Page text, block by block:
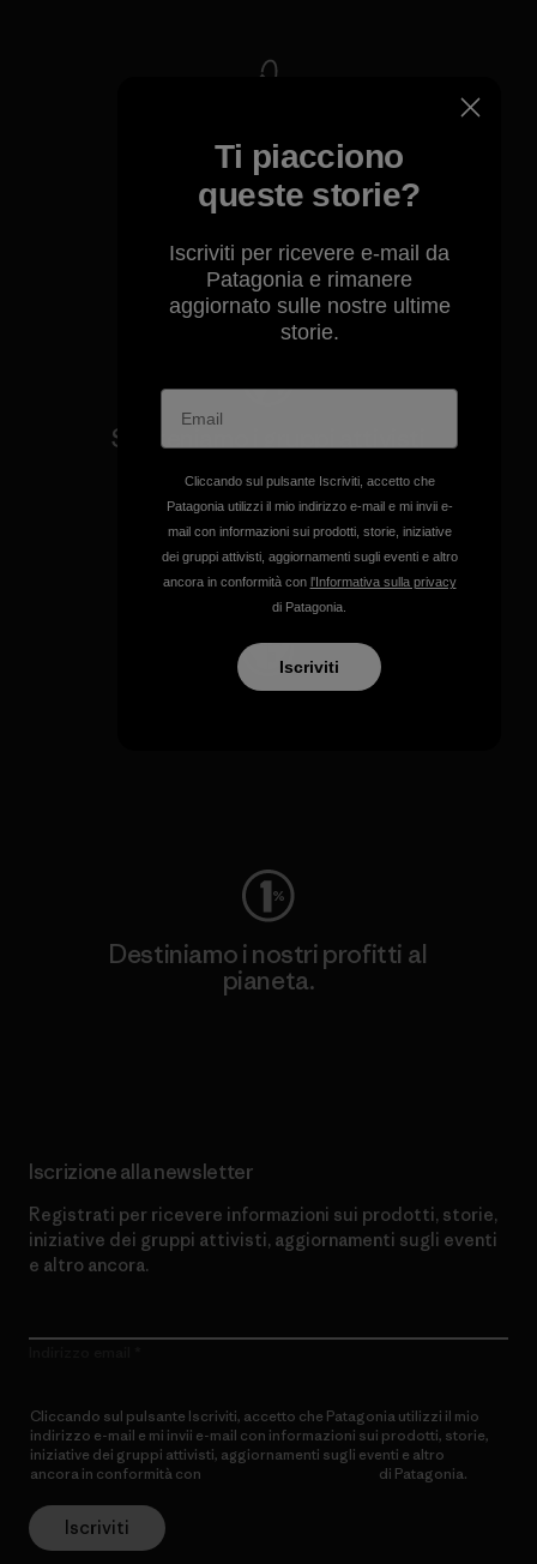
Ci assumiamo la
responsabilità del nostro
impatto.
Scopri di più sulla nostra impronta
ecologica
Sosteniamo i gruppi attivisti
dell'ambiente.
Visita Patagonia Action Works
Destiniamo i nostri profitti al
pianeta.
Iscrizione alla newsletter
Registrati per ricevere informazioni sui prodotti, storie,
iniziative dei gruppi attivisti, aggiornamenti sugli eventi
e altro ancora.
Cliccando sul pulsante Iscriviti, accetto che Patagonia utilizzi il mio
indirizzo e-mail e mi invii e-mail con informazioni sui prodotti, storie,
iniziative dei gruppi attivisti, aggiornamenti sugli eventi e altro
ancora in conformità con
di Patagonia.
Iscriviti
Ti piacciono
queste storie?
Iscriviti per ricevere e-mail da
Patagonia e rimanere
aggiornato sulle nostre ultime
storie.
Cliccando sul pulsante Iscriviti, accetto che
Patagonia utilizzi il mio indirizzo e-mail e mi invii e-
mail con informazioni sui prodotti, storie, iniziative
dei gruppi attivisti, aggiornamenti sugli eventi e altro
ancora in conformità con l'Informativa sulla privacy
di Patagonia.
Iscriviti